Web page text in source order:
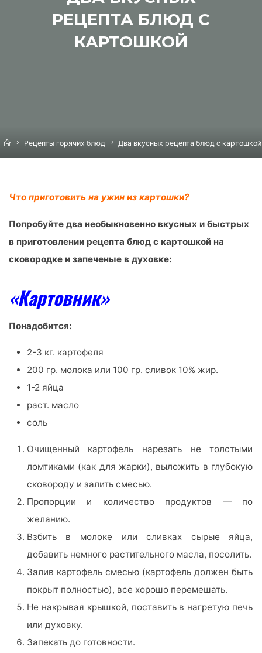
РЕЦЕПТА БЛЮД С
КАРТОШКОЙ
HomeРецепты горячих блюд Два вкусных рецепта блюд с картошкой
Что приготовить на ужин из картошки?
Попробуйте два необыкновенно вкусных и быстрых
в приготовлении рецепта блюд с картошкой на
сковородке и запеченые в духовке:
«Картовник»
Понадобится:
2-3 кг. картофеля
200 гр. молока или 100 гр. сливок 10% жир.
1-2 яйца
раст. масло
соль
Очищенный картофель нарезать не толстыми
ломтиками (как для жарки), выложить в глубокую
сковороду и залить смесью.
Пропорции и количество продуктов — по
желанию.
Взбить в молоке или сливках сырые яйца,
добавить немного растительного масла, посолить.
Залив картофель смесью (картофель должен быть
покрыт полностью), все хорошо перемешать.
Не накрывая крышкой, поставить в нагретую печь
или духовку.
Запекать до готовности.